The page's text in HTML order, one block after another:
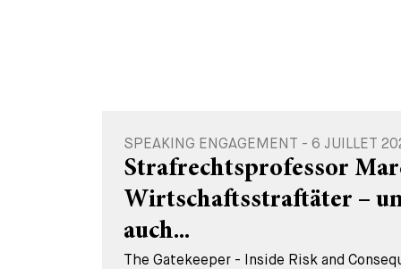
SPEAKING ENGAGEMENT - 6 JUILLET
Strafrechtsprofessor
Wirtschaftsstraftäter –
auch...
The Gatekeeper - Inside Risk and